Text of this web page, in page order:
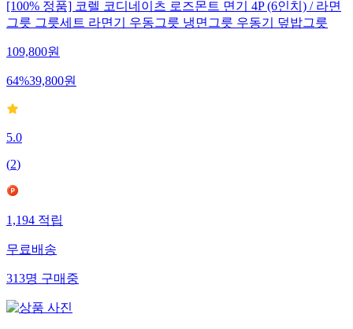
[100% 정품] 코렐 코디네이츠 로즈몬트 면기 4P (6인치) / 라면
그릇 그릇세트 라면기 우동그릇 냉면그릇 우동기 덮밥그릇
109,800원
64%39,800원
5.0
(2)
1,194 적립
무료배송
313명 구매중